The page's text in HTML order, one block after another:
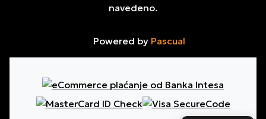
navedeno.
Powered by Pascual